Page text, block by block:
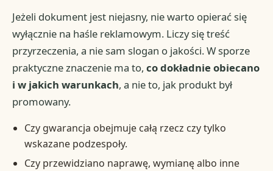
Jeżeli dokument jest niejasny, nie warto opierać się
wyłącznie na haśle reklamowym. Liczy się treść
przyrzeczenia, a nie sam slogan o jakości. W sporze
praktyczne znaczenie ma to,co dokładnie obiecano
i w jakich warunkach, a nie to, jak produkt był
promowany.
Czy gwarancja obejmuje całą rzecz czy tylko
wskazane podzespoły.
Czy przewidziano naprawę, wymianę albo inne